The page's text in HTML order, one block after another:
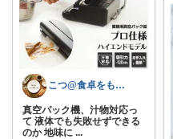
こつ@食卓をもっと楽しく♪
真空パック機、汁物対応っ
て 液体でも失敗せずできる
のか 地味に ...